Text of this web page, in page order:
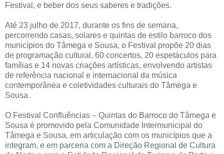
Festival, e beber dos seus saberes e tradições.
Até 23 julho de 2017, durante os fins de semana,
percorrendo casas, solares e quintas de estilo barroco dos
municípios do Tâmega e Sousa, o Festival propõe 20 dias
de programação cultural, 60 concertos, 20 espetáculos para
famílias e 14 novas criações artísticas, envolvendo artistas
de referência nacional e internacional da música
contemporânea e coletividades culturais do Tâmega e
Sousa.
O Festival Confluências – Quintas do Barroco do Tâmega e
Sousa é promovido pela Comunidade Intermunicipal do
Tâmega e Sousa, em articulação com os municípios que a
integram, e em parceria com a Direção Regional de Cultura